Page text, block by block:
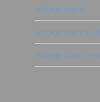
vintage paint
vintage paint
vintage paint